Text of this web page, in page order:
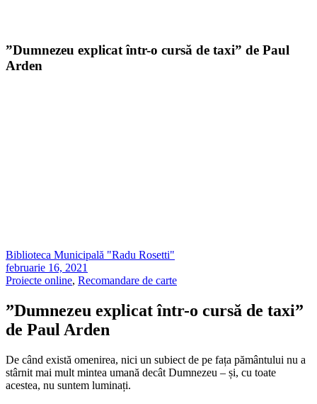
”Dumnezeu explicat într-o cursă de taxi” de Paul
Arden
Biblioteca Municipală "Radu Rosetti"
februarie 16, 2021
Proiecte online, Recomandare de carte
”Dumnezeu explicat într-o cursă de taxi”
de Paul Arden
De când există omenirea, nici un subiect de pe fața pământului nu a
stârnit mai mult mintea umană decât Dumnezeu – și, cu toate
acestea, nu suntem luminați.